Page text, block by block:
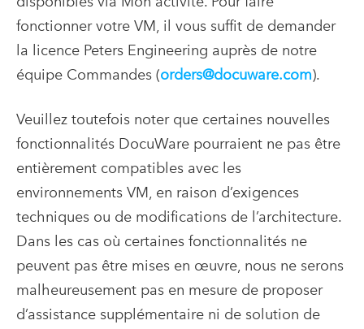
fonctionner votre VM, il vous suffit de demander
la licence Peters Engineering auprès de notre
équipe Commandes (orders@docuware.com).
Veuillez toutefois noter que certaines nouvelles
fonctionnalités DocuWare pourraient ne pas être
entièrement compatibles avec les
environnements VM, en raison d’exigences
techniques ou de modifications de l’architecture.
Dans les cas où certaines fonctionnalités ne
peuvent pas être mises en œuvre, nous ne serons
malheureusement pas en mesure de proposer
d’assistance supplémentaire ni de solution de